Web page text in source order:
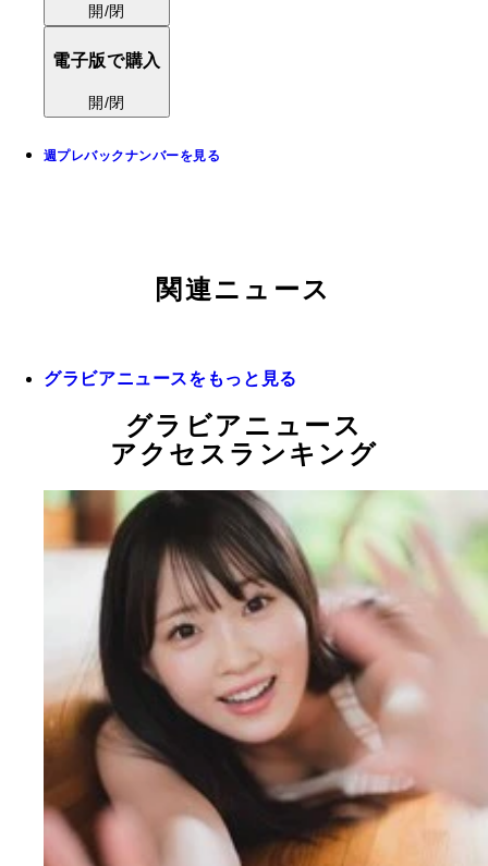
開/閉
電子版で購入
開/閉
週プレバックナンバーを見る
関連ニュース
グラビアニュースをもっと見る
グラビアニュース
アクセスランキング